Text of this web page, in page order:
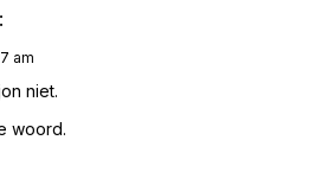
am
niet.
woord.